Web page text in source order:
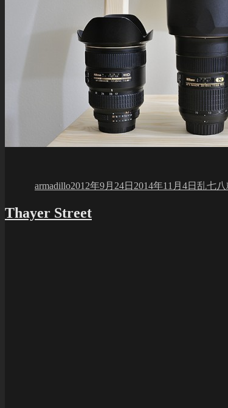
armadillo2012年9月24日 2014年11月4日 乱七八
Thayer Street